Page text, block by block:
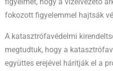
figyelmét, hogy a vízelvezető
fokozott figyelemmel hajtsák
A katasztrófavédelmi
megtudtuk, hogy a
együttes erejével hárítják el a